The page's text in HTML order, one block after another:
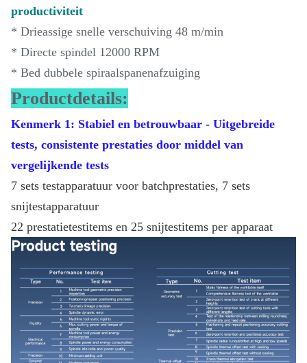
productiviteit
* Drieassige snelle verschuiving 48 m/min
* Directe spindel 12000 RPM
* Bed dubbele spiraalspanenafzuiging
Productdetails:
Kenmerk 1: Stabiel en betrouwbaar - Uitgebreide
tests, consistente prestaties door middel van
vergelijkende tests
7 sets testapparatuur voor batchprestaties, 7 sets
snijtestapparatuur
22 prestatietestitems en 25 snijtestitems per apparaat